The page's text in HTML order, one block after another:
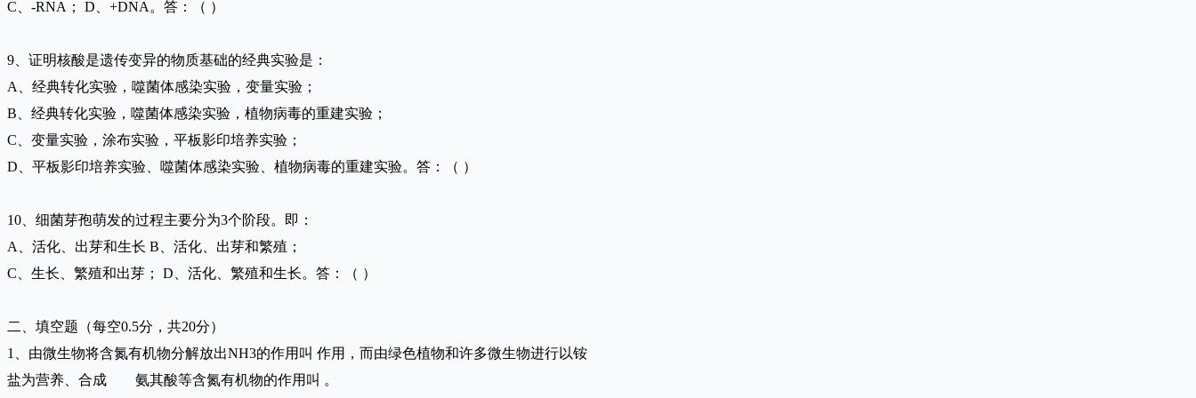
C、-RNA； D、+DNA。答：（ ）
9、证明核酸是遗传变异的物质基础的经典实验是：
A、经典转化实验，噬菌体感染实验，变量实验；
B、经典转化实验，噬菌体感染实验，植物病毒的重建实验；
C、变量实验，涂布实验，平板影印培养实验；
D、平板影印培养实验、噬菌体感染实验、植物病毒的重建实验。答：（ ）
10、细菌芽孢萌发的过程主要分为3个阶段。即：
A、活化、出芽和生长 B、活化、出芽和繁殖；
C、生长、繁殖和出芽； D、活化、繁殖和生长。答：（ ）
二、填空题（每空0.5分，共20分）
1、由微生物将含氮有机物分解放出NH3的作用叫 作用，而由绿色植物和许多微生物进行以铵
盐为营养、合成 氨其酸等含氮有机物的作用叫 。